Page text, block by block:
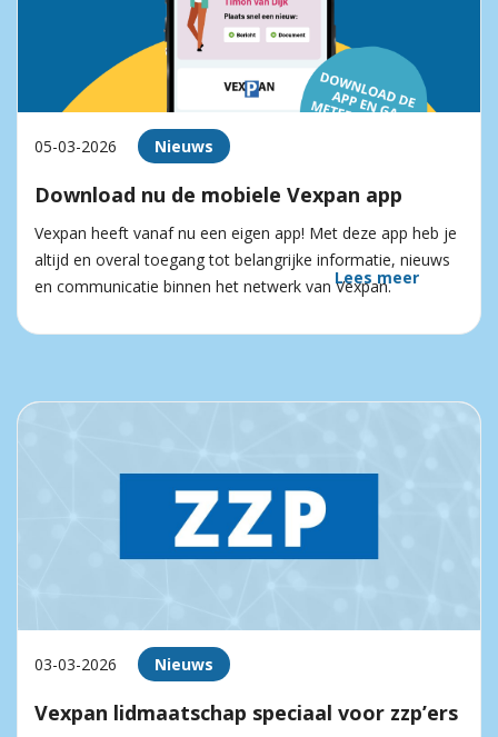
05-03-2026 Nieuws
Download nu de mobiele Vexpan app
Vexpan heeft vanaf nu een eigen app! Met deze app heb je
altijd en overal toegang tot belangrijke informatie, nieuws
en communicatie binnen het netwerk van Vexpan.
Lees meer
03-03-2026 Nieuws
Vexpan lidmaatschap speciaal voor zzp’ers